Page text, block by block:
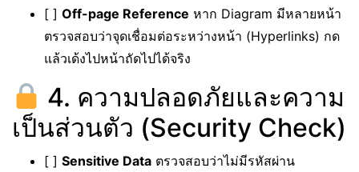
[ ] Off-page Reference หาก Diagram มีหลายหน้า
ตรวจสอบว่าจุดเชื่อมต่อระหว่างหน้า (Hyperlinks) กด
แล้วเด้งไปหน้าถัดไปได้จริง
4. ความปลอดภัยและความ
เป็นส่วนตัว (Security Check)
[ ] Sensitive Data ตรวจสอบว่าไม่มีรหัสผ่าน